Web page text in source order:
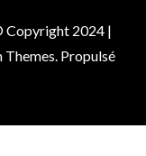
Copyright 2024 |
Themes . Propulsé